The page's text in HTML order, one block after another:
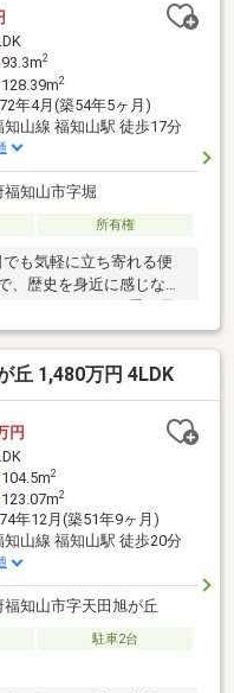
2
2
年4月(築54年5ヶ月)
知山線 福知山駅 徒歩17分
福知山市字堀
所有権
も気軽に立ち寄れる便
歴史を身近に感じなが
知山中央店では福知山
１を目指しています！○
たいお客様にたくさんの
・住宅ローンetc...どん
だけOK!聞くだけOK!ご
をお待ちしております♪
丘 1,480万円 4LDK
円
2
2
年12月(築51年9ヶ月)
知山線 福知山駅 徒歩20分
福知山市字天田旭が丘
駐車2台